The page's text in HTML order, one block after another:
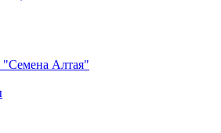
Алтая"